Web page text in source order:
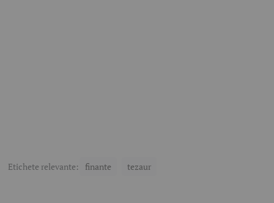
Etichete relevante: finante tezaur